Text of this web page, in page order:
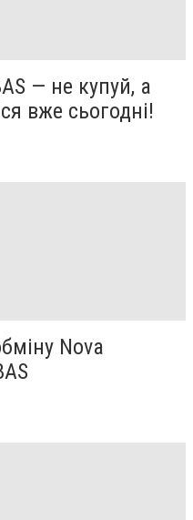
— не купуй, а
вже сьогодні!
Nova